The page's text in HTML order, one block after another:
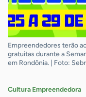
Empreendedores terão
gratuitas durante a
em Rondônia. | Foto:
Cultura Empreendedora